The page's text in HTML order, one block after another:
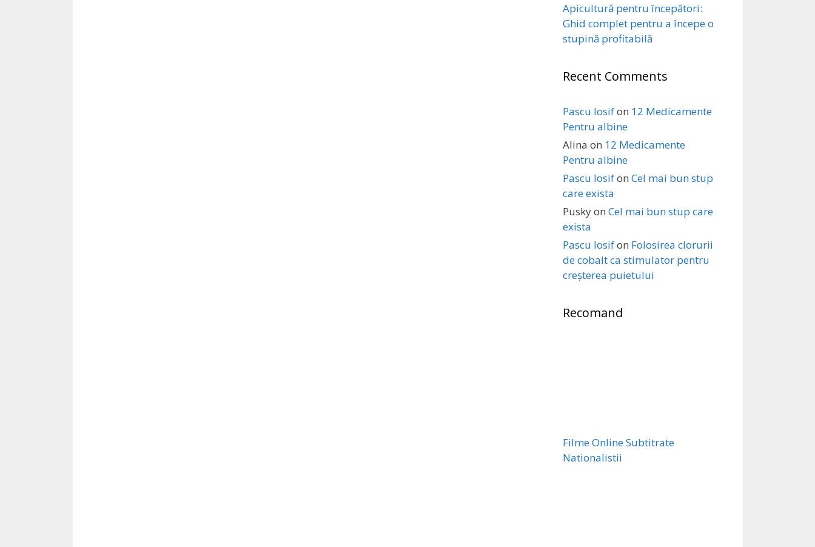
Apicultură pentru începători:
Ghid complet pentru a începe o
stupină profitabilă
Recent Comments
Pascu Iosifon 12 Medicamente
Pentru albine
Alina on 12 Medicamente
Pentru albine
Pascu IosifonCel mai bun stup
care exista
PuskyonCel mai bun stup care
exista
Pascu Iosifon Folosirea clorurii
de cobalt ca stimulator pentru
creșterea puietului
Recomand
Filme Online Subtitrate
Nationalistii